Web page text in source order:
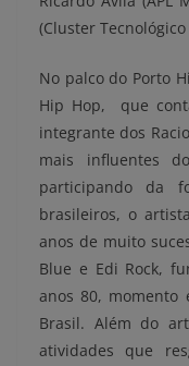
(Cluster
No palco do Porto
Hip Hop, que
integrante dos
mais influentes
participando da
brasileiros, o
anos de muito
Blue e Edi Rock,
anos 80, momento
Brasil. Além do
atividades que